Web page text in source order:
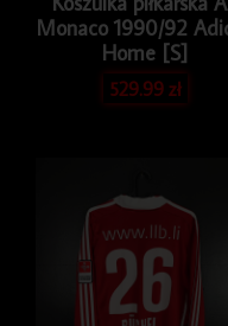
Monaco 1990/92
Home [S]
529.99zł